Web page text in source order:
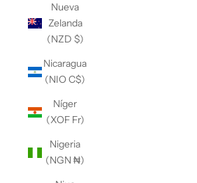
Nueva
Zelanda
(NZD $)
Nicaragua
(NIO C$)
Níger
(XOF Fr)
Nigeria
(NGN ₦)